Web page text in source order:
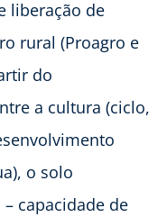
liberação de
rural (Proagro e
do
a cultura (ciclo,
o solo
capacidade de